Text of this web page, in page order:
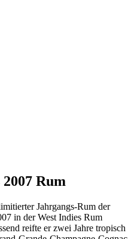
Rum
Jahrgangs-Rum der
in der West Indies Rum
reifte er zwei Jahre tropisch